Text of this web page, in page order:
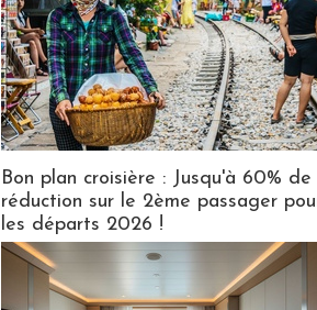
Bon plan croisière : Jusqu'à 60% de
réduction sur le 2ème passager
les départs 2026 !